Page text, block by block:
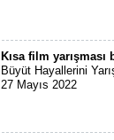
Kısa film yarışması
Büyüt Hayallerini
27 Mayıs 2022